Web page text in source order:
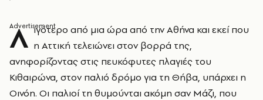
Λ ιγότερο από μια ώρα από την Αθήνα και εκεί που
η Αττική τελειώνει στον βορρά της,
ανηφορίζοντας στις πευκόφυτες πλαγιές του
Κιθαιρώνα, στον παλιό δρόμο για τη Θήβα, υπάρχει η
Οινόη. Οι παλιοί τη θυμούνται ακόμη σαν Μάζι, που